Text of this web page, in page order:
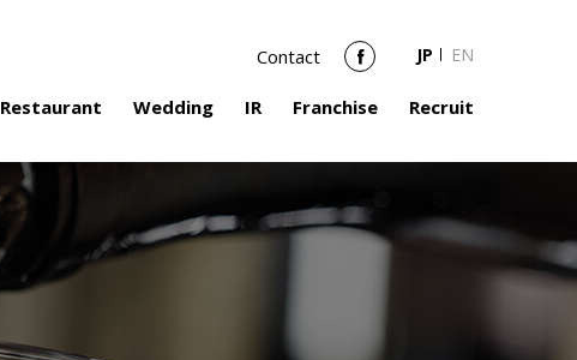
Restaurant Wedding IR Franchise Recruit
Contact Facebook
JP EN